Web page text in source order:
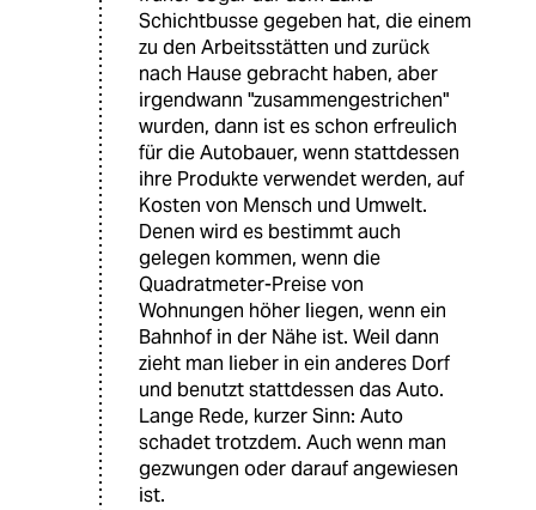
Schichtbusse gegeben hat, die einem
zu den Arbeitsstätten und zurück
nach Hause gebracht haben, aber
irgendwann "zusammengestrichen"
wurden, dann ist es schon erfreulich
für die Autobauer, wenn stattdessen
ihre Produkte verwendet werden, auf
Kosten von Mensch und Umwelt.
Denen wird es bestimmt auch
gelegen kommen, wenn die
Quadratmeter-Preise von
Wohnungen höher liegen, wenn ein
Bahnhof in der Nähe ist. Weil dann
zieht man lieber in ein anderes Dorf
und benutzt stattdessen das Auto.
Lange Rede, kurzer Sinn: Auto
schadet trotzdem. Auch wenn man
gezwungen oder darauf angewiesen
ist.